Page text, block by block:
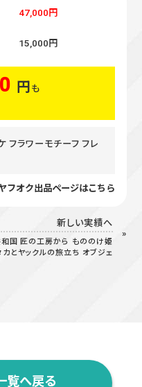
47,000円
15,000円
円 も
フラワーモチーフ フレ
フオク出品ページはこちら
新しい実績へ
和国 匠の工房から もののけ姫
カとヤックルの旅立ち オブジェ
覧へ戻る